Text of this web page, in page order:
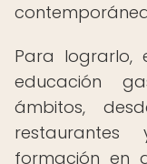
Para lograrlo,
educación
ámbitos,
formación en